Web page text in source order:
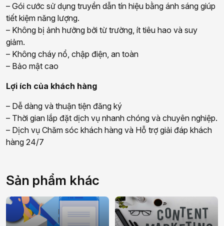
– Gói cước sử dụng truyền dẫn tín hiệu bằng ánh sáng giúp
tiết kiệm năng lượng.
– Không bị ảnh hưởng bởi từ trường, ít tiêu hao và suy
giảm.
– Không cháy nổ, chập điện, an toàn
– Bảo mật cao
Lợi ích của khách hàng
– Dễ dàng và thuận tiện đăng ký
– Thời gian lắp đặt dịch vụ nhanh chóng và chuyên nghiệp.
– Dịch vụ Chăm sóc khách hàng và Hỗ trợ giải đáp khách
hàng 24/7
Sản phẩm khác